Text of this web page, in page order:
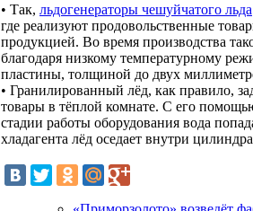
• Так, льдогенераторы чешуйчатого льда
где реализуют продовольственные
продукцией. Во время производства
благодаря низкому температурному
пластины, толщиной до двух
• Гранилированный лёд, как правило,
товары в тёплой комнате. С его
стадии работы оборудования вода
хладагента лёд оседает внутри